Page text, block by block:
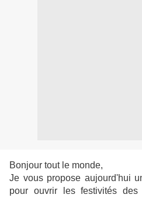
Bonjour tout le monde,
Je vous propose aujourd'hui
pour ouvrir les festivités